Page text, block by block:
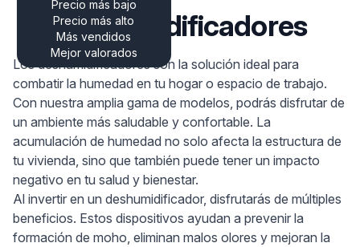
Precio más bajo
Precio más alto
Más vendidos
Mejor valorados
Deshumidificadores
Los deshumidificadores son la solución ideal para
combatir la humedad en tu hogar o espacio de trabajo.
Con nuestra amplia gama de modelos, podrás disfrutar de
un ambiente más saludable y confortable. La
acumulación de humedad no solo afecta la estructura de
tu vivienda, sino que también puede tener un impacto
negativo en tu salud y bienestar.
Al invertir en un deshumidificador, disfrutarás de múltiples
beneficios. Estos dispositivos ayudan a prevenir la
formación de moho, eliminan malos olores y mejoran la